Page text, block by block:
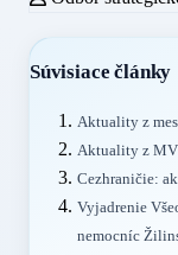
Súvisiace články
Aktuality z
Aktuality z
Cezhraničie:
Vyjadrenie
nemocníc